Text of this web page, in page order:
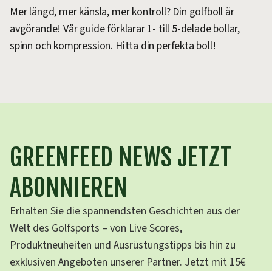
Mer längd, mer känsla, mer kontroll? Din golfboll är
avgörande! Vår guide förklarar 1- till 5-delade bollar,
spinn och kompression. Hitta din perfekta boll!
GREENFEED NEWS JETZT
ABONNIEREN
Erhalten Sie die spannendsten Geschichten aus der
Welt des Golfsports – von Live Scores,
Produktneuheiten und Ausrüstungstipps bis hin zu
exklusiven Angeboten unserer Partner. Jetzt mit 15€